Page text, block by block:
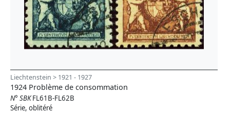
Liechtenstein > 1921 - 1927
1924 Problème de consommation
N° SBKFL61B-FL62B
Série, oblitéré